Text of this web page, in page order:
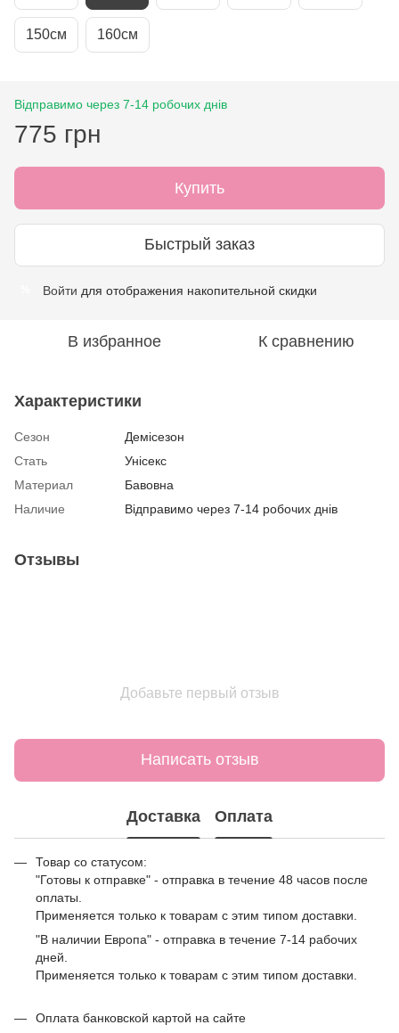
150см 160см
Відправимо через 7-14 робочих днів
775 грн
Купить
Быстрый заказ
Войти для отображения накопительной скидки
В избранное К сравнению
Характеристики
Сезон
Демісезон
Стать
Унісекс
Материал
Бавовна
Наличие
Відправимо через 7-14 робочих днів
Отзывы
Добавьте первый отзыв
Написать отзыв
Доставка Оплата
Товар со статусом:
"Готовы к отправке" - отправка в течение 48 часов после
оплаты.
Применяется только к товарам с этим типом доставки.
"В наличии Европа" - отправка в течение 7-14 рабочих
дней.
Применяется только к товарам с этим типом доставки.
Оплата банковской картой на сайте